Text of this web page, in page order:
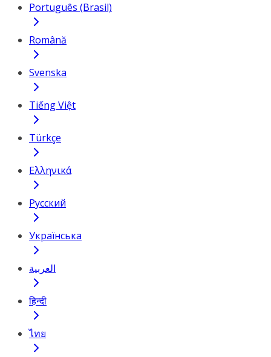
Português (Brasil)
Română
Svenska
Tiếng Việt
Türkçe
Ελληνικά
Русский
Українська
العربية
हिन्दी
ไทย